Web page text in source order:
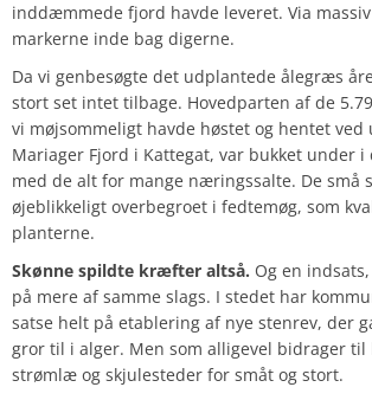
inddæmmede fjord havde leveret. Via
markerne inde bag digerne.
Da vi genbesøgte det udplantede ålegræs
stort set intet tilbage. Hovedparten af de
vi møjsommeligt havde høstet og hentet
Mariager Fjord i Kattegat, var bukket under i
med de alt for mange næringssalte. De små
øjeblikkeligt overbegroet i fedtemøg, som
planterne.
Skønne spildte kræfter altså. Og en
på mere af samme slags. I stedet har
satse helt på etablering af nye stenrev, der
gror til i alger. Men som alligevel bidrager
strømlæ og skjulesteder for småt og stort.